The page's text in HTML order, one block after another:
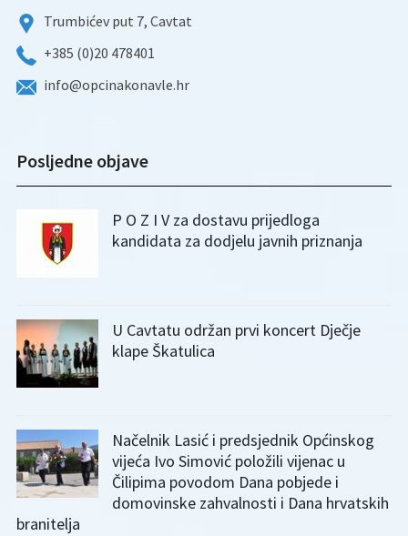
Trumbićev put 7, Cavtat
+385 (0)20 478401
info@opcinakonavle.hr
Posljedne objave
P O Z I V za dostavu prijedloga
kandidata za dodjelu javnih priznanja
U Cavtatu održan prvi koncert Dječje
klape Škatulica
Načelnik Lasić i predsjednik Općinskog
vijeća Ivo Simović položili vijenac u
Čilipima povodom Dana pobjede i
domovinske zahvalnosti i Dana hrvatskih
branitelja